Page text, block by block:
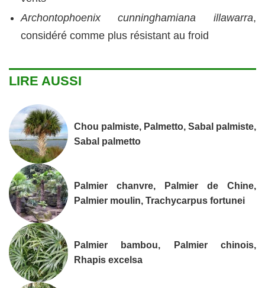
Archontophoenix cunninghamiana illawarra,
considéré comme plus résistant au froid
LIRE AUSSI
Chou palmiste, Palmetto, Sabal palmiste,
Sabal palmetto
Palmier chanvre, Palmier de Chine,
Palmier moulin, Trachycarpus fortunei
Palmier bambou, Palmier chinois,
Rhapis excelsa